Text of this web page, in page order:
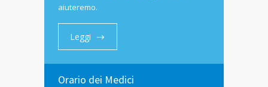
aiuteremo.
Leggi
Orario dei Medici